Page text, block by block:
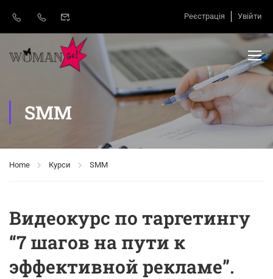
Реєстрація Увійти
SMM
Home Курси SMM
Видеокурс по таргетингу
“7 шагов на пути к
эффективной рекламе”.